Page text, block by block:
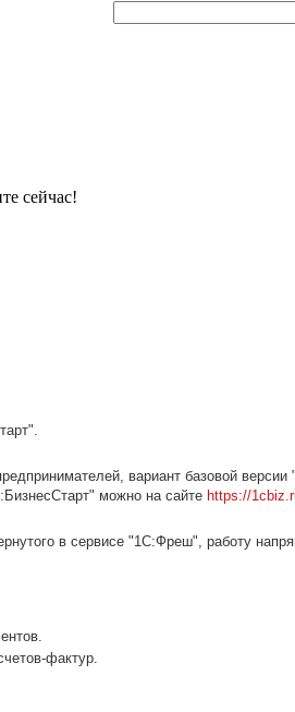
сейчас!
вариант базовой
можно на сайте https://
в сервисе "1С:Фреш", работу
фактур.